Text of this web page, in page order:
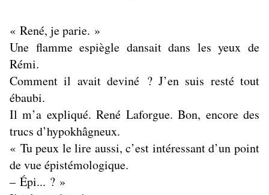
« René, je parie. »
Une flamme espiègle dansait dans les yeux de
Rémi.
Comment il avait deviné ? J’en suis resté tout
ébaubi.
Il m’a expliqué. René Laforgue. Bon, encore des
trucs d’hypokhâgneux.
« Tu peux le lire aussi, c’est intéressant d’un point
de vue épistémologique.
– Épi... ? »